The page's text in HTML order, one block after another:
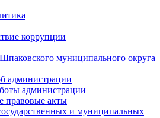
коррупции
муниципального округа
администрации
администрации
правовые акты
и муниципальных